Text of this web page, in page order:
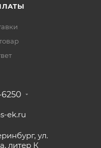
ek.ru
ул.
литер К